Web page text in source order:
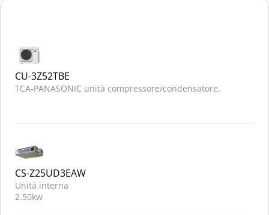
CU-3Z52TBE
TCA-PANASONIC unità compressore/condensatore,
CS-Z25UD3EAW
Unità interna
2.50kw